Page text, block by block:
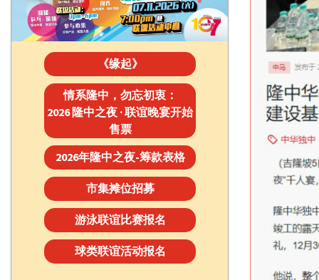
《缘起》
情系隆中，勿忘初衷：
2026 隆中之夜 · 联谊晚宴开始
售票
2026年隆中之夜-筹款表格
市集摊位招募
游泳联谊比赛报名
球类联谊活动报名